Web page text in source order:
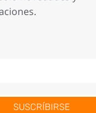
SUSCRÍBIRSE